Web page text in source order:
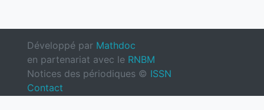
Développé par Mathdoc
en partenariat avec le RNBM
Notices des périodiques © ISSN
Contact